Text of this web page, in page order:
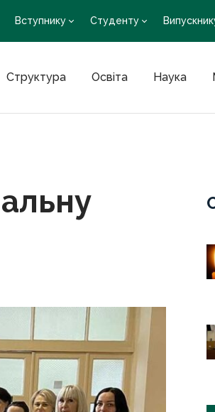
Вступнику Студенту
Структура Освіта Наука